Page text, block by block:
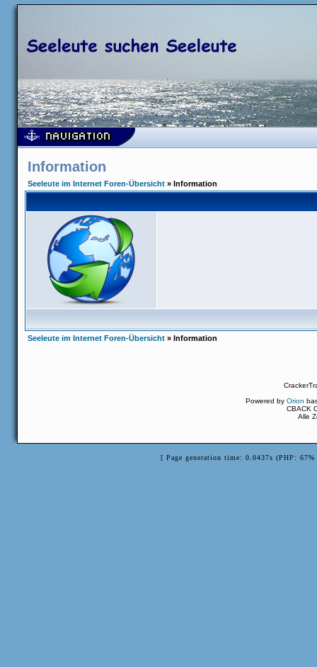
Information
Seeleute im Internet Foren-Übersicht » Information
Seeleute im Internet Foren-Übersicht » Information
Powered byOrion
CBACK
Alle
[ Page generation time: 0.0437s (PHP: